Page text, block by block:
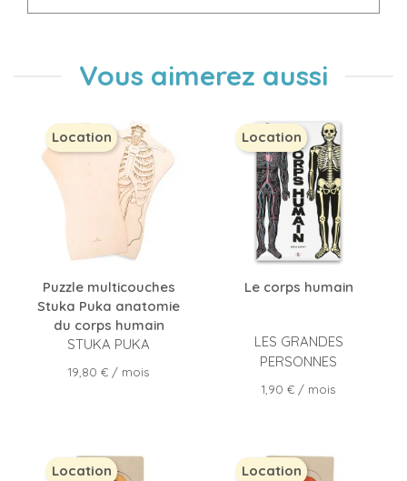
Vous aimerez aussi
Puzzle multicouches
Stuka Puka anatomie
du corps humain
STUKA PUKA
Prix
19,80 € / mois
Location
Le corps humain
LES GRANDES
PERSONNES
Prix
1,90 € / mois
Location
Location Location